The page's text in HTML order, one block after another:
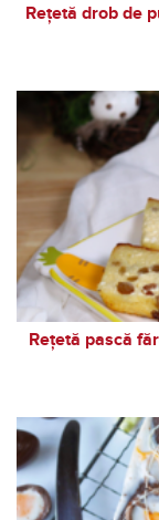
Rețetă drob de
Rețetă pască